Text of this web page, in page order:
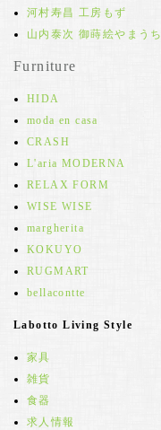
河村寿昌 工房もず
山内泰次 御蒔絵やまうち
Furniture
HIDA
moda en casa
CRASH
L'aria MODERNA
RELAX FORM
WISE WISE
margherita
KOKUYO
RUGMART
bellacontte
Labotto Living Style
家具
雑貨
食器
求人情報